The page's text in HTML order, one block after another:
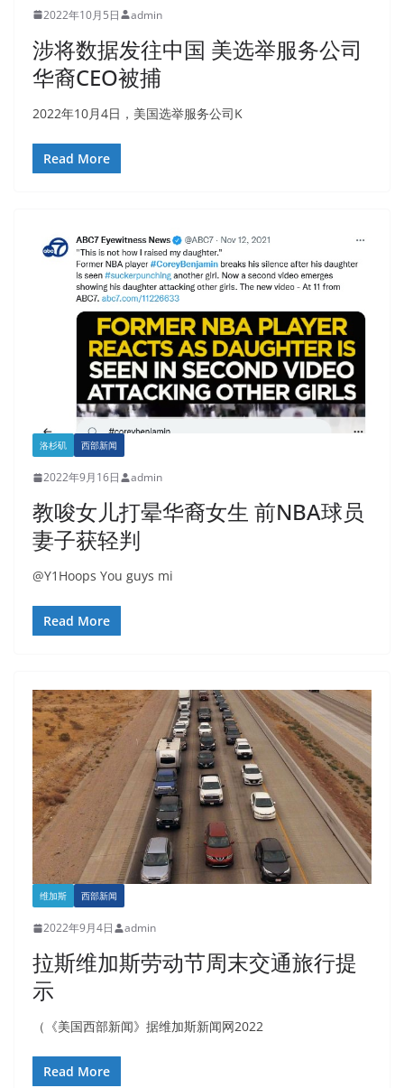
2022年10月5日 admin
涉将数据发往中国 美选举服务公司
华裔CEO被捕
2022年10月4日，美国选举服务公司K
Read More
洛杉矶 西部新闻
2022年9月16日 admin
教唆女儿打晕华裔女生 前NBA球员
妻子获轻判
@Y1Hoops You guys mi
Read More
维加斯 西部新闻
2022年9月4日 admin
拉斯维加斯劳动节周末交通旅行提
示
（《美国西部新闻》据维加斯新闻网2022
Read More